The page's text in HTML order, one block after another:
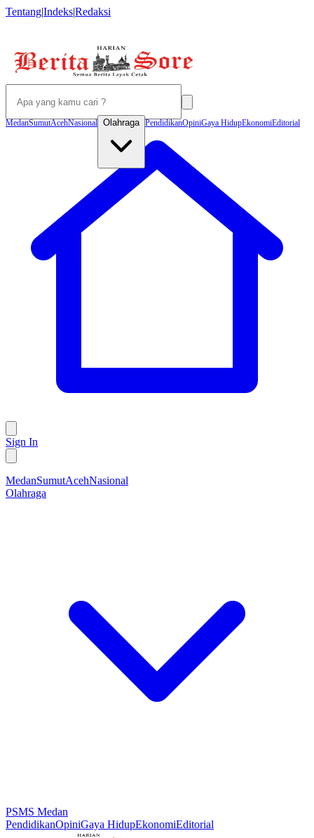
Tentang|Indeks|Redaksi
MedanSumutAcehNasional Olahraga PendidikanOpiniGaya HidupEkonomiEditorial
Sign In
MedanSumutAcehNasional
Olahraga
PSMS Medan
PendidikanOpiniGaya HidupEkonomiEditorial